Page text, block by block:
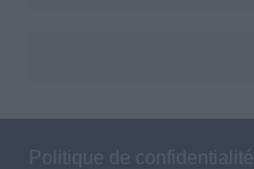
Politique de confidentialité